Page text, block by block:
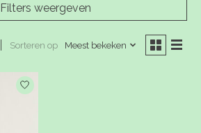
Filters weergeven
Sorteren op Meest bekeken